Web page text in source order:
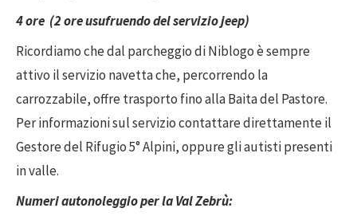
4 ore (2 ore usufruendo del servizio jeep)
Ricordiamo che dal parcheggio di Niblogo è sempre
attivo il servizio navetta che, percorrendo la
carrozzabile, offre trasporto fino alla Baita del Pastore.
Per informazioni sul servizio contattare direttamente il
Gestore del Rifugio 5° Alpini, oppure gli autisti presenti
in valle.
Numeri autonoleggio per la Val Zebrù: